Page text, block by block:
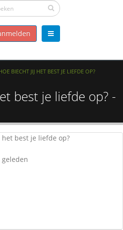
BIECHT JIJ HET BEST JE LIEFDE OP?
best je liefde op? -
best je liefde op?